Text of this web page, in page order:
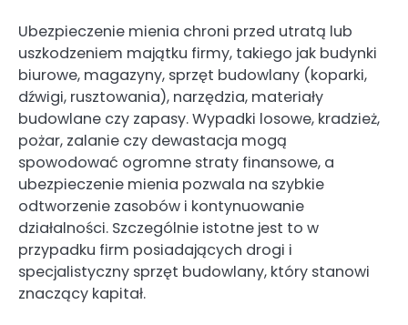
Ubezpieczenie mienia chroni przed utratą lub
uszkodzeniem majątku firmy, takiego jak budynki
biurowe, magazyny, sprzęt budowlany (koparki,
dźwigi, rusztowania), narzędzia, materiały
budowlane czy zapasy. Wypadki losowe, kradzież,
pożar, zalanie czy dewastacja mogą
spowodować ogromne straty finansowe, a
ubezpieczenie mienia pozwala na szybkie
odtworzenie zasobów i kontynuowanie
działalności. Szczególnie istotne jest to w
przypadku firm posiadających drogi i
specjalistyczny sprzęt budowlany, który stanowi
znaczący kapitał.